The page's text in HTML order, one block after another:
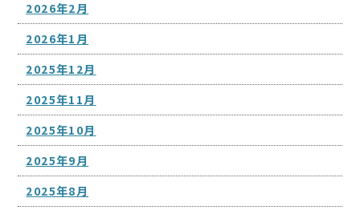
2026年2月
2026年1月
2025年12月
2025年11月
2025年10月
2025年9月
2025年8月